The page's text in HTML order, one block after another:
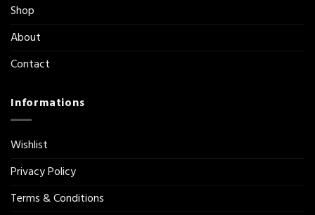
Shop
About
Contact
Informations
Wishlist
Privacy Policy
Terms & Conditions